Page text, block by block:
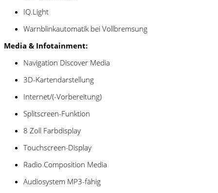
IQ.Light
Warnblinkautomatik bei Vollbremsung
Media & Infotainment:
Navigation Discover Media
3D-Kartendarstellung
Internet/(-Vorbereitung)
Splitscreen-Funktion
8 Zoll Farbdisplay
Touchscreen-Display
Radio Composition Media
Audiosystem MP3-fähig